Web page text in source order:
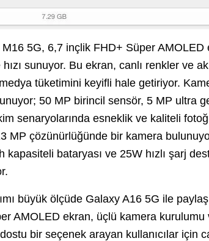
M16 5G, 6,7 inçlik FHD+ Süper AMOLED
sunuyor. Bu ekran, canlı renkler ve
tüketimini keyifli hale getiriyor.
50 MP birincil sensör, 5 MP ultra
senaryolarında esneklik ve kaliteli
MP çözünürlüğünde bir kamera
kapasiteli bataryası ve 25W hızlı şarj
büyük ölçüde Galaxy A16 5G ile
AMOLED ekran, üçlü kamera
bir seçenek arayan kullanıcılar için